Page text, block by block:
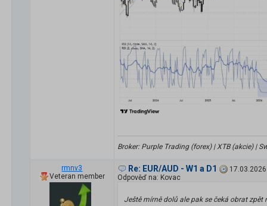
Broker: Purple Trading (forex) | XTB (akcie) |
rmnv3
Veteran member
Re: EUR/AUD - W1 a D1
Odpověď na: Kovac
Ještě mírně dolů ale pak se čeká obrat zpět